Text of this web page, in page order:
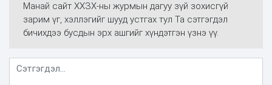
Манай сайт ХХЗХ-ны журмын дагуу зүй зохисгүй
зарим үг, хэллэгийг шууд устгах тул Та сэтгэгдэл
бичихдээ бусдын эрх ашгийг хүндэтгэн үзнэ үү.